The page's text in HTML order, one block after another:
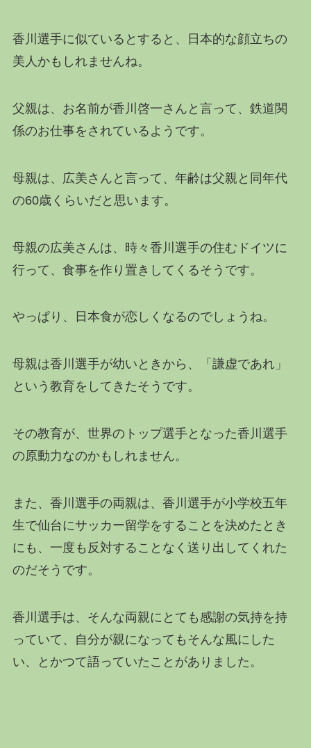
香川選手に似ているとすると、日本的な顔立ちの
美人かもしれませんね。
父親は、お名前が香川啓一さんと言って、鉄道関
係のお仕事をされているようです。
母親は、広美さんと言って、年齢は父親と同年代
の60歳くらいだと思います。
母親の広美さんは、時々香川選手の住むドイツに
行って、食事を作り置きしてくるそうです。
やっぱり、日本食が恋しくなるのでしょうね。
母親は香川選手が幼いときから、「謙虚であれ」
という教育をしてきたそうです。
その教育が、世界のトップ選手となった香川選手
の原動力なのかもしれません。
また、香川選手の両親は、香川選手が小学校五年
生で仙台にサッカー留学をすることを決めたとき
にも、一度も反対することなく送り出してくれた
のだそうです。
香川選手は、そんな両親にとても感謝の気持を持
っていて、自分が親になってもそんな風にした
い、とかつて語っていたことがありました。